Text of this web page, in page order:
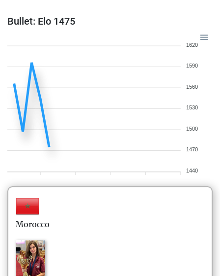
Bullet: Elo 1475
1620
1590
1560
1530
1500
1470
1440
Morocco